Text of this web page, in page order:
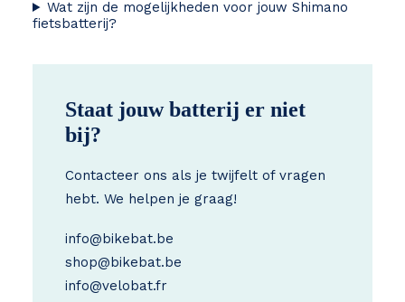
Wat zijn de mogelijkheden voor jouw Shimano
fietsbatterij?
Staat jouw batterij er niet
bij?
Contacteer ons als je twijfelt of vragen
hebt. We helpen je graag!
info@bikebat.be
shop@bikebat.be
info@velobat.fr